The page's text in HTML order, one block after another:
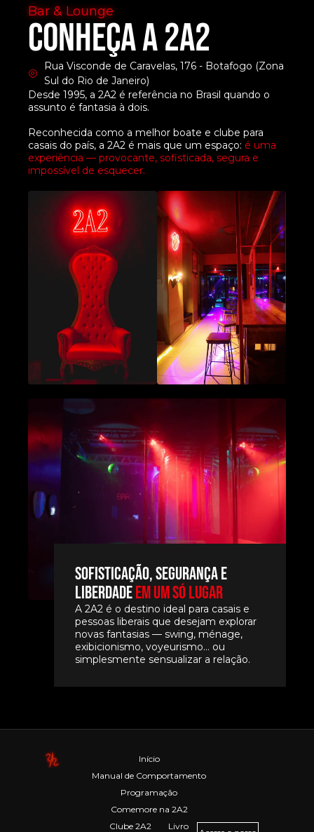
Bar & Lounge
CONHEÇA A 2a2
Rua Visconde de Caravelas, 176 - Botafogo (Zona
Sul do Rio de Janeiro)
Desde 1995, a 2A2 é referência no Brasil quando o
assunto é fantasia à dois.
Reconhecida como a melhor boate e clube para
casais do país, a 2A2 é mais que um espaço: é uma
experiência — provocante, sofisticada, segura e
impossível de esquecer.
Sofisticação, segurança e
liberdadeem um só lugar
A 2A2 é o destino ideal para casais e
pessoas liberais que desejam explorar
novas fantasias — swing, ménage,
exibicionismo, voyeurismo… ou
simplesmente sensualizar a relação.
Início
Manual de Comportamento
Programação
Comemore na 2A2
Clube 2A2
Livro